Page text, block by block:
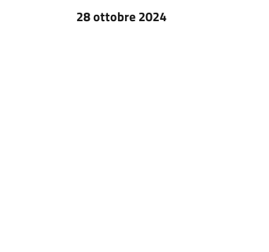
28 ottobre 2024